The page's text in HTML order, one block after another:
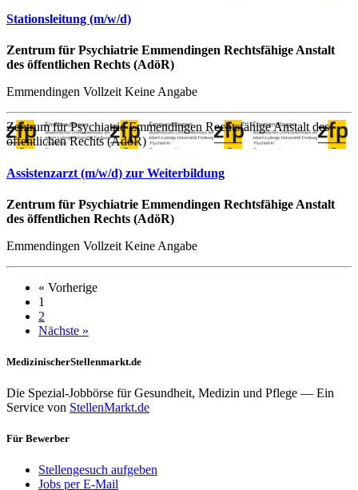
Stationsleitung (m/w/d)
Zentrum für Psychiatrie Emmendingen Rechtsfähige Anstalt
des öffentlichen Rechts (AdöR)
Emmendingen Vollzeit Keine Angabe
Zentrum für Psychiatrie Emmendingen Rechtsfähige Anstalt des
öffentlichen Rechts (AdöR)
Assistenzarzt (m/w/d) zur Weiterbildung
Zentrum für Psychiatrie Emmendingen Rechtsfähige Anstalt
des öffentlichen Rechts (AdöR)
Emmendingen Vollzeit Keine Angabe
« Vorherige
1
2
Nächste »
MedizinischerStellenmarkt.de
Die Spezial-Jobbörse für Gesundheit, Medizin und Pflege — Ein
Service von StellenMarkt.de
Für Bewerber
Stellengesuch aufgeben
Jobs per E-Mail